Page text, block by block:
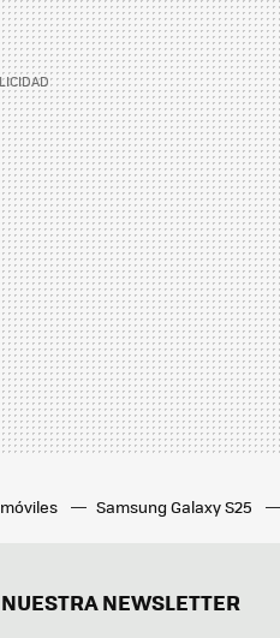
Samsung Galaxy S25
NEWSLETTER